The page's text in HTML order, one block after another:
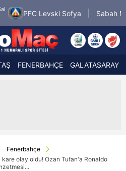
Levski Sofya Sabah Masazir
FENERBAHÇE GALATASARAY
Fenerbahçe
olay oldu! Ozan Tufan'a Ronaldo